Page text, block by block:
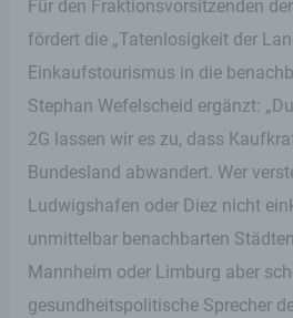
Für den Fraktionsvorsitzenden der
fördert die „Tatenlosigkeit der
Einkaufstourismus in die
Stephan Wefelscheid ergänzt:
2G lassen wir es zu, dass
Bundesland abwandert. Wer
Ludwigshafen oder Diez nicht
unmittelbar benachbarten
Mannheim oder Limburg aber
gesundheitspolitische Sprecher